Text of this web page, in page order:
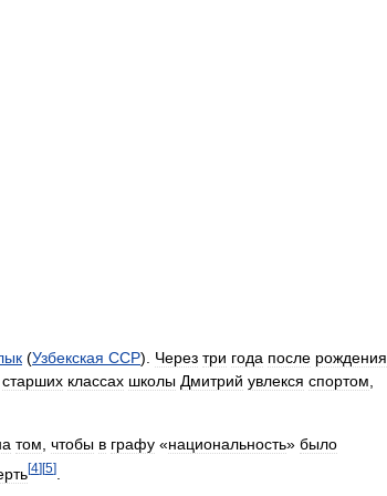
(Узбекская ССР). Через три года после рождения
старших классах школы Дмитрий увлекся спортом,
том, чтобы в графу «национальность» было
[4] [5]